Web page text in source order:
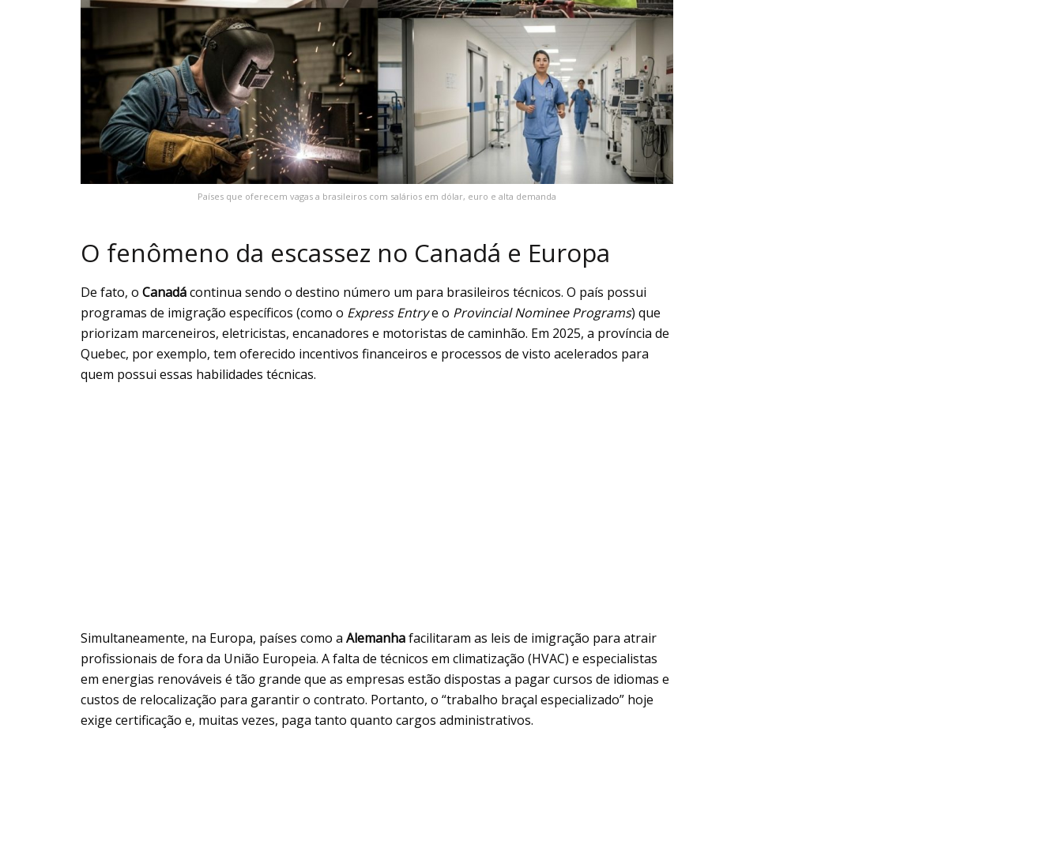
Países que oferecem vagas a brasileiros com salários em dólar, euro e alta demanda
O fenômeno da escassez no Canadá e Europa
De fato, o Canadácontinua sendo o destino número um para brasileiros técnicos. O país possui
programas de imigração específicos (como o Express Entrye o Provincial Nominee Programs) que
priorizam marceneiros, eletricistas, encanadores e motoristas de caminhão. Em 2025, a província de
Quebec, por exemplo, tem oferecido incentivos financeiros e processos de visto acelerados para
quem possui essas habilidades técnicas.
Simultaneamente, na Europa, países como a Alemanhafacilitaram as leis de imigração para atrair
profissionais de fora da União Europeia. A falta de técnicos em climatização (HVAC) e especialistas
em energias renováveis é tão grande que as empresas estão dispostas a pagar cursos de idiomas e
custos de relocalização para garantir o contrato. Portanto, o “trabalho braçal especializado” hoje
exige certificação e, muitas vezes, paga tanto quanto cargos administrativos.